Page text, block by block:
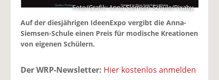
Foto/Grafik: Anna-Siemsen-Schule/Pixaby
Auf der diesjährigen IdeenExpo vergibt die Anna-
Siemsen-Schule einen Preis für modische Kreationen
von eigenen Schülern.
Der WRP-Newsletter: Hier kostenlos anmelden